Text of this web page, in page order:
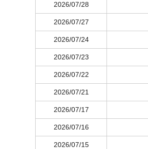
2026/07/28
2026/07/27
2026/07/24
2026/07/23
2026/07/22
2026/07/21
2026/07/17
2026/07/16
2026/07/15